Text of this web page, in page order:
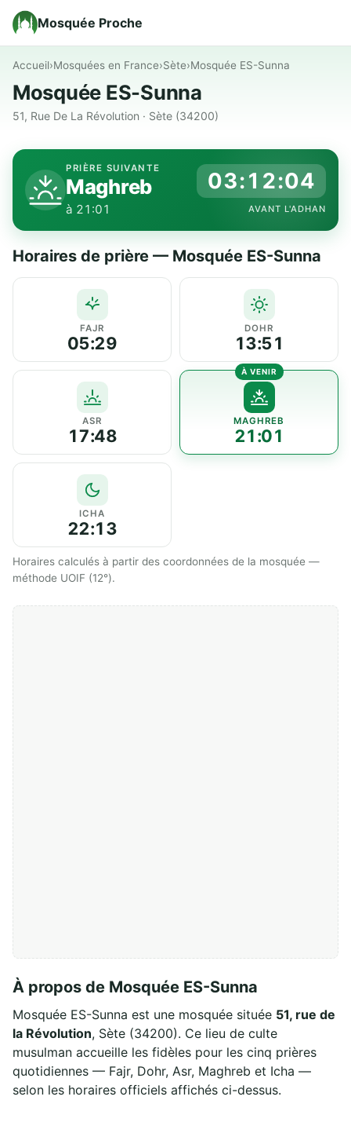
Mosquée Proche
Accueil›Mosquées en France›Sète›Mosquée ES-Sunna
Mosquée ES-Sunna
51, Rue De La Révolution · Sète (34200)
PRIÈRE SUIVANTE
Maghreb
à 21:01
03:12:04
AVANT L'ADHAN
Horaires de prière — Mosquée ES-Sunna
FAJR
05:29
DOHR
13:51
ASR
17:48
MAGHREB
21:01
ICHA
22:13
Horaires calculés à partir des coordonnées de la mosquée —
méthode UOIF (12°).
À propos de Mosquée ES-Sunna
Mosquée ES-Sunna est une mosquée située 51, rue de
la Révolution, Sète (34200). Ce lieu de culte
musulman accueille les fidèles pour les cinq prières
quotidiennes — Fajr, Dohr, Asr, Maghreb et Icha —
selon les horaires officiels affichés ci-dessus.